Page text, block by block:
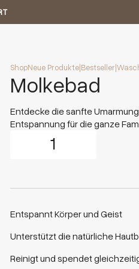
Alma Bundle
ShopNeue Produkte|Bestseller|
Molkebad
Entdecke die sanfte
Entspannung für die ganze
Entspannt Körper und Geist
Unterstützt die natürliche
Reinigt und spendet